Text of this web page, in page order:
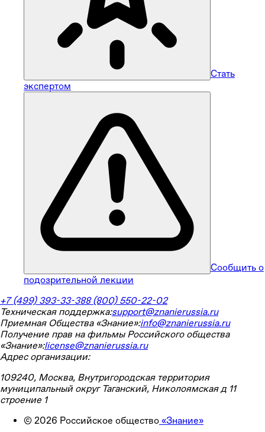
Стать
экспертом
Сообщить о
подозрительной лекции
+7 (499) 393-33-388 (800) 550-22-02
Техническая поддержка:support@znanierussia.ru
Приемная Общества «Знание»:info@znanierussia.ru
Получение прав на фильмы Российского общества
«Знание»:license@znanierussia.ru
Адрес организации:
109240, Москва, Внутригородская территория
муниципальный округ Таганский, Николоямская д 11
строение 1
© 2026 Российское общество «Знание»